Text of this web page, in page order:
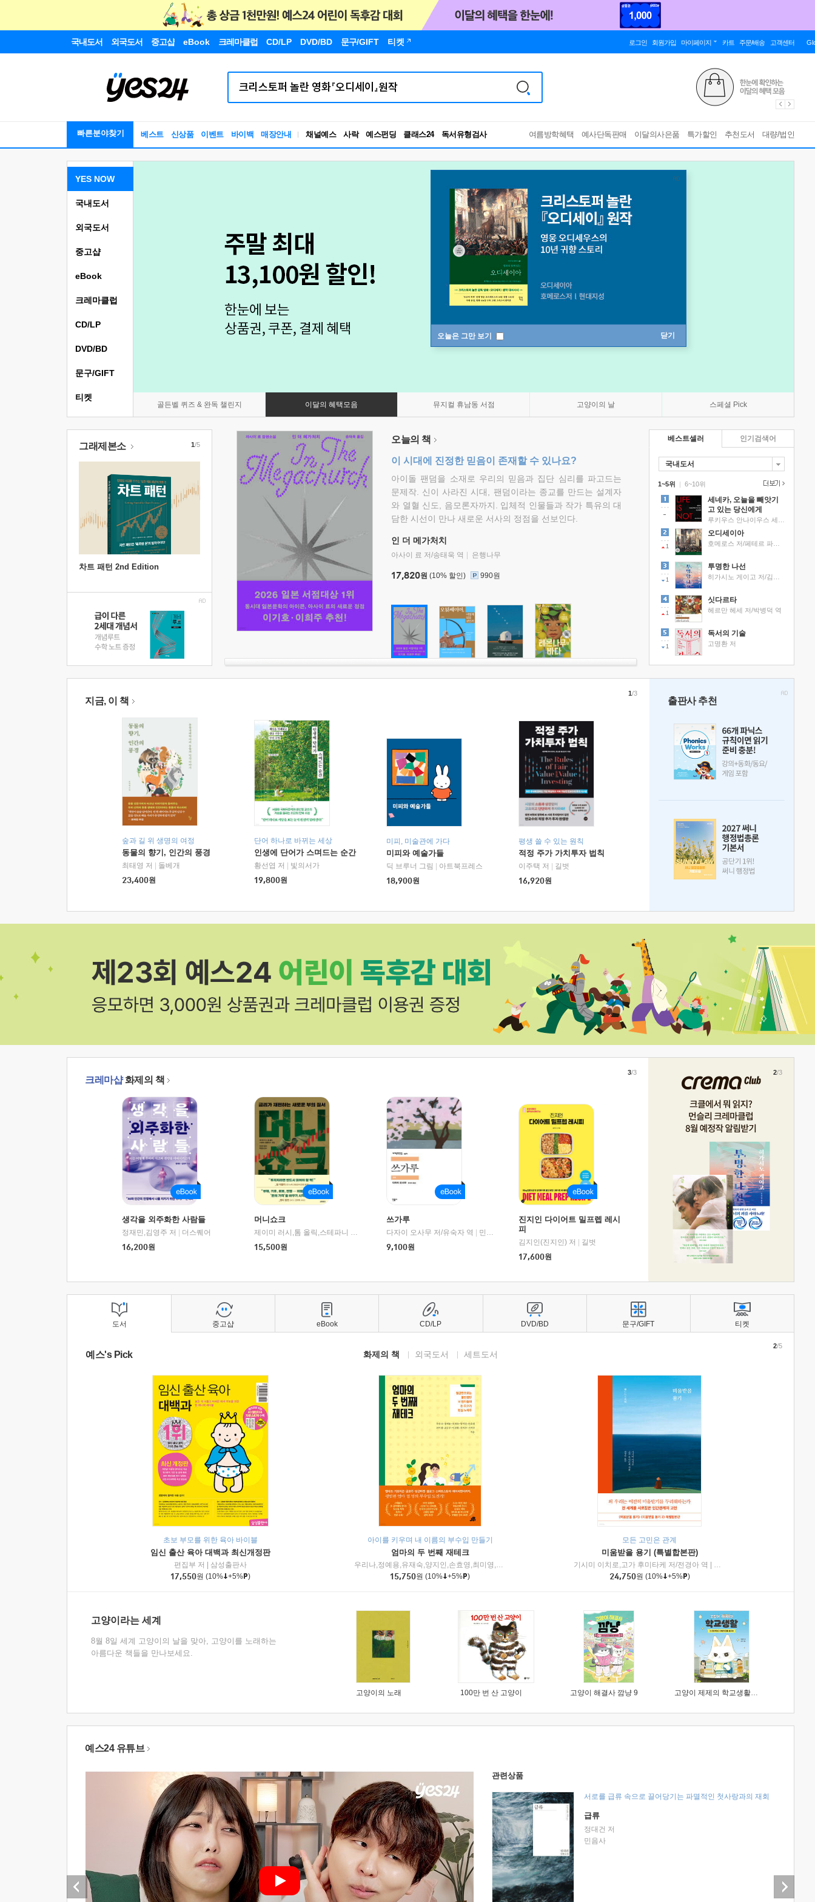
국내도서 외국도서 중고샵 eBook 크레마클럽 CD/LP DVD/BD 문구/GIFT 티켓 로그인 회원가입 마이페이지 카트 주문/배송 고객센터
빠른분야찾기 베스트 신상품 이벤트 바이백 매장안내 채널예스 사락 예스펀딩 클래스24
RBTI Lab
독서유형검사
여름방학혜택 예사단독판매 이달의사은품 특가할인 추천도서 대량/법인
오늘은 그만 보기 닫기
YES NOW
골든벨 퀴즈 & 완독 챌린지 이달의 혜택모음 뮤지컬 휴남동 서점 고양이의 날 스페셜 Pick
국내도서
외국도서
중고샵
eBook
크레마클럽
CD/LP
DVD/BD
문구/GIFT
티켓
그래제본소
차트 패턴 2nd Edition
1/5 오늘의 책
이 시대에 진정한 믿음이 존재할 수 있나요?
아이돌 팬덤을 소재로 우리의 믿음과 집단 심리를 파고드는
문제작. 신이 사라진 시대, 팬덤이라는 종교를 만드는 설계자
와 열혈 신도, 음모론자까지. 입체적 인물들과 작가 특유의 대
담한 시선이 만나 새로운 서사의 정점을 선보인다.
인 더 메가처치
아사이 료 저/송태욱 역 은행나무
17,820원 (10% 할인) 990원
베스트셀러
국내도서
1~5위 |
세네카, 오늘을 빼앗기
고 있는 당신에게
1
오디세이아
1
투명한 나선
1
싯다르타
헤르만 헤세 저/박병덕 역
1
독서의 기술
고명환 저
6~10위
인기검색어
지금, 이 책
숲과 길 위 생명의 여정
동물의 향기, 인간의 풍경
최태영 저
돌베개
23,400원
단어 하나로 바뀌는 세상
인생에 단어가 스며드는 순간
황선엽 저
빛의서가
19,800원
미피, 미술관에 가다
미피와 예술가들
딕 브루너 그림
아트북프레스
18,900원
평생 쓸 수 있는 원칙
적정 주가 가치투자 법칙
이주택 저
길벗
16,920원
1/3
출판사 추천
크레마샵화제의 책
생각을 외주화한 사람들
정재민,김영주 저
더스퀘어
16,200원
머니쇼크
제이미 러시,톰 올릭,스테파니 플랜더스 편저/임경은 역/박정호 감수 |
교보문고
15,500원
쓰가루
다자이 오사무 저/유숙자 역
민음사
9,100원
진지인 다이어트 밀프렙 레시
피
김지인(진지인) 저
길벗
17,600원
3/3 2/3
도서
예스's Pick 화제의 책 외국도서 세트도서
초보 부모를 위한 육아 바이블
임신 출산 육아 대백과 최신개정판
편집부 저
삼성출판사
17,550원 (10% +5% )
아이를 키우며 내 이름의 부수입 만들기
엄마의 두 번째 재테크
우리나,정예용,유재숙,양지인,손효영,최미영,조민주,이진현,차미숙,서미숙 저 | 제이브리즈북스
15,750원 (10% +5% )
모든 고민은 관계
미움받을 용기 (특별합본판)
기시미 이치로,고가 후미타케 저/전경아 역
인플루엔셜
24,750원 (10% +5% )
2/5
고양이라는 세계
8월 8일 세계 고양이의 날을 맞아, 고양이를 노래하는
아름다운 책들을 만나보세요.
고양이의 노래 100만 번 산 고양이 고양이 해결사 깜냥 9 고양이 제제의 학교생활 1 : 초등학생이 이렇게 힘들 줄이야
중고샵 eBook CD/LP DVD/BD 문구/GIFT 티켓
예스24 유튜브
관련상품
서로를 급류 속으로 끌어당기는 파멸적인 첫사랑과의 재회
급류
정대건 저
민음사